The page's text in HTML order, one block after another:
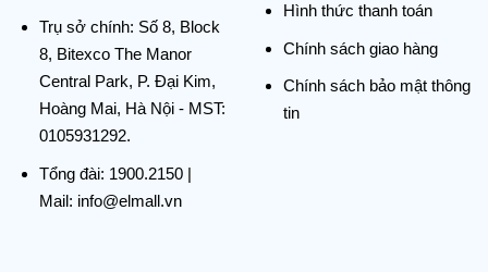
Trụ sở chính: Số 8, Block
8, Bitexco The Manor
Central Park, P. Đại Kim,
Hoàng Mai, Hà Nội - MST:
0105931292.
Tổng đài: 1900.2150|
Mail: info@elmall.vn
Hình thức thanh toán
Chính sách giao hàng
Chính sách bảo mật thông
tin